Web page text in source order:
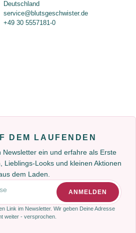
Deutschland
service@blutsgeschwister.de
+49 30 5557181-0
DEM LAUFENDEN
Newsletter ein und erfahre als Erste
Lieblings-Looks und kleinen Aktionen
dem Laden.
ANMELDEN
Link im Newsletter. Wir geben Deine Adresse
weiter - versprochen.